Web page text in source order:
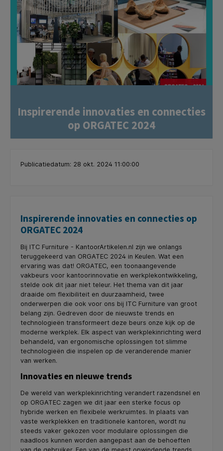
Inspirerende innovaties en connecties
op ORGATEC 2024
Publicatiedatum: 28 okt. 2024 11:00:00
Inspirerende innovaties en connecties op
ORGATEC 2024
Bij ITC Furniture - KantoorArtikelen.nl zijn we onlangs
teruggekeerd van ORGATEC 2024 in Keulen. Wat een
ervaring was dat! ORGATEC, een toonaangevende
vakbeurs voor kantoorinnovatie en werkplekontwikkeling,
stelde ook dit jaar niet teleur. Het thema van dit jaar
draaide om flexibiliteit en duurzaamheid, twee
onderwerpen die ook voor ons bij ITC Furniture van groot
belang zijn. Gedreven door de nieuwste trends en
technologieën transformeert deze beurs onze kijk op de
moderne werkplek. Elk aspect van werkplekinrichting werd
behandeld, van ergonomische oplossingen tot slimme
technologieën die inspelen op de veranderende manier
van werken.
Innovaties en nieuwe trends
De wereld van werkplekinrichting verandert razendsnel en
op ORGATEC zagen we dit jaar een sterke focus op
hybride werken en flexibele werkruimtes. In plaats van
vaste werkplekken en traditionele kantoren, wordt nu
steeds vaker gekozen voor modulaire oplossingen die
naadloos kunnen worden aangepast aan de behoeften